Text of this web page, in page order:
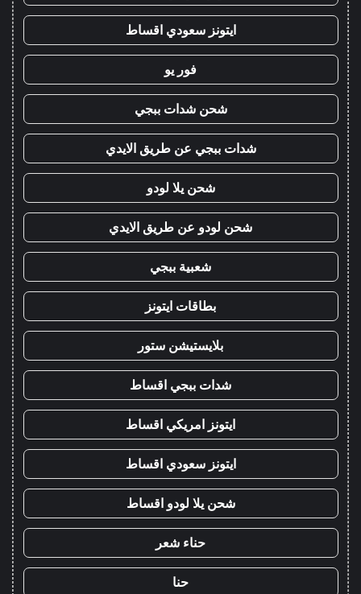
ايتونز سعودي اقساط
فور يو
شحن شدات ببجي
شدات ببجي عن طريق الايدي
شحن يلا لودو
شحن لودو عن طريق الايدي
شعبية ببجي
بطاقات ايتونز
بلايستيشن ستور
شدات ببجي اقساط
ايتونز امريكي اقساط
ايتونز سعودي اقساط
شحن يلا لودو اقساط
حناء شعر
حنا